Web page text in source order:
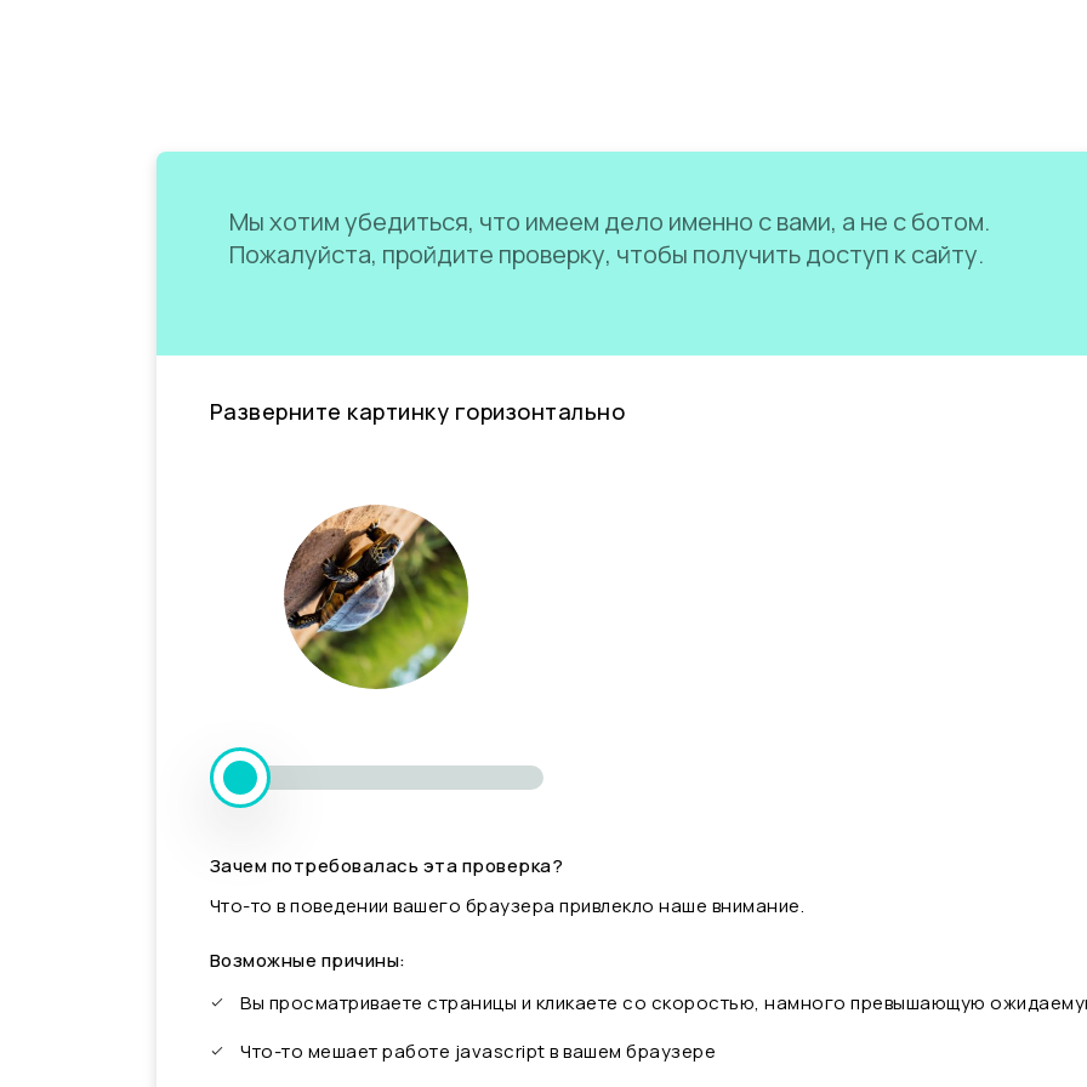
Мы хотим убедиться, что имеем дело именно с вами, а не с ботом.
Пожалуйста, пройдите проверку, чтобы получить доступ к сайту.
Разверните картинку горизонтально
Зачем потребовалась эта проверка?
Что-то в поведении вашего браузера привлекло наше внимание.
Возможные причины:
Вы просматриваете страницы и кликаете со скоростью, намного превышающую
Что-то мешает работе javascript в вашем браузере